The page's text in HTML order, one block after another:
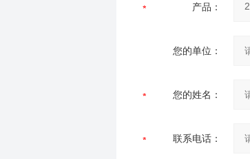
产品：
您的单位：
您的姓名：
联系电话：